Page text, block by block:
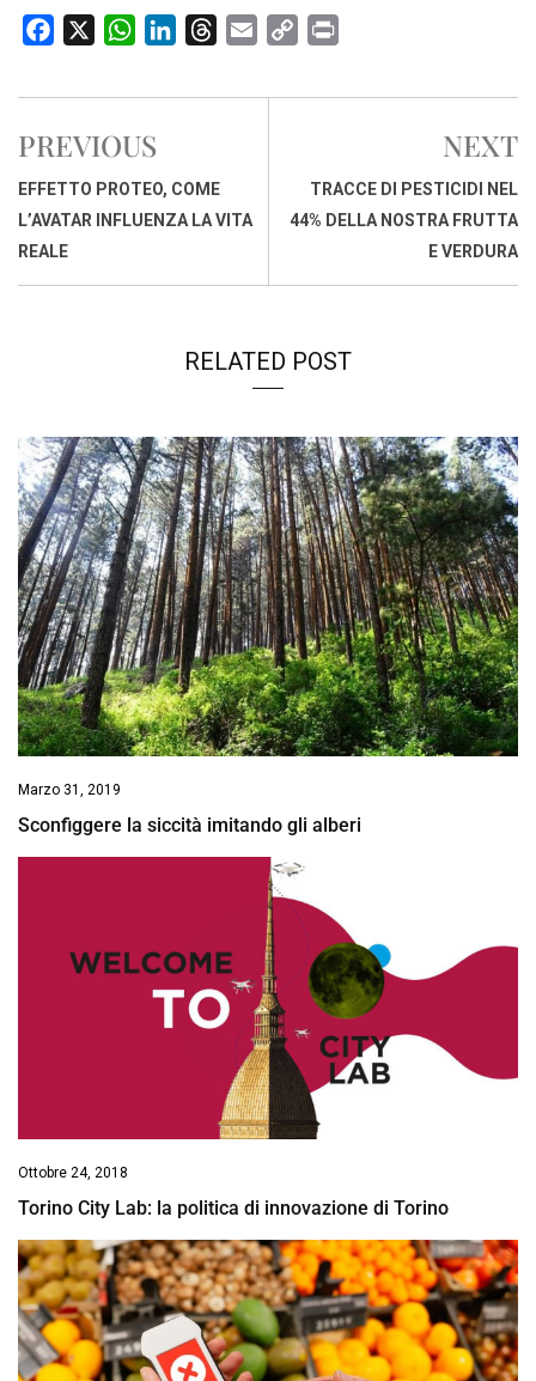
c
b
o
o
k
W
a
s
A
p
n
d
I
r
d
s
a
p
n
i
PREVIOUS
EFFETTO PROTEO, COME
L’AVATAR INFLUENZA LA VITA
REALE
NEXT
TRACCE DI PESTICIDI NEL
44% DELLA NOSTRA FRUTTA
E VERDURA
RELATED POST
Marzo 31, 2019
Sconfiggere la siccità imitando gli alberi
Ottobre 24, 2018
Torino City Lab: la politica di innovazione di Torino